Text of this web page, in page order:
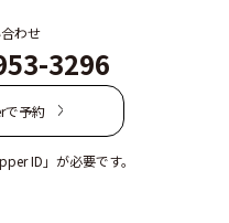
わせ
3296
で予約
ID」が必要です。